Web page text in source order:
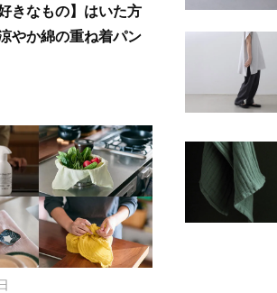
きなもの】はいた方
やか綿の重ね着パン